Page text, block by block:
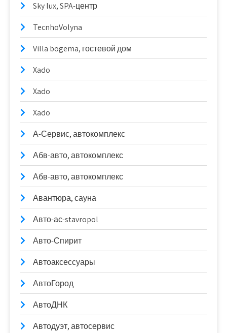
Sky lux, SPA-центр
TecnhoVolyna
Villa bogema, гостевой дом
Xado
Xado
Xado
А-Сервис, автокомплекс
Абв-авто, автокомплекс
Абв-авто, автокомплекс
Авантюра, сауна
Авто-ас-stavropol
Авто-Спирит
Автоаксессуары
АвтоГород
АвтоДНК
Автодуэт, автосервис